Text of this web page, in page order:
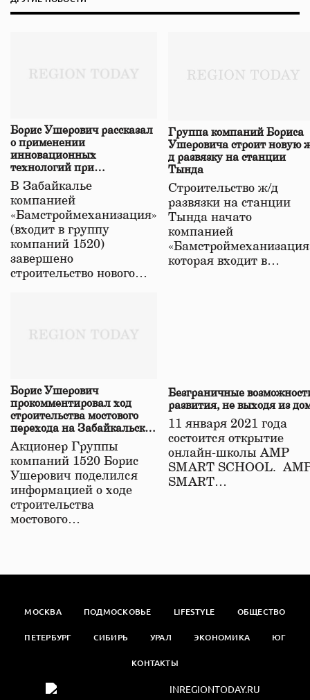
Борис Ушерович рассказал
о применении
инновационных
технологий при
строительстве нового моста
в Забайкалье
В Забайкалье
компанией
«Бамстроймеханизация»
(входит в группу
компаний 1520)
завершено
строительство нового…
Группа компаний Бориса
Ушеровича строит новую
д развязку на станции
Тында
Строительство ж/д
развязки на станции
Тында начато
компанией
которая входит в…
Борис Ушерович
прокомментировал ход
строительства мостового
перехода на Забайкальской
железной дороге
Акционер Группы
компаний 1520 Борис
Ушерович поделился
информацией о ходе
строительства
мостового…
Безграничные
развития, не выходя из
11 января 2021 года
состоится открытие
онлайн-школы АМР
SMART SCHOOL.
SMART…
МОСКВА ПОДМОСКОВЬЕ LIFESTYLE ОБЩЕСТВО
ПЕТЕРБУРГ СИБИРЬ УРАЛ ЭКОНОМИКА ЮГ
КОНТАКТЫ